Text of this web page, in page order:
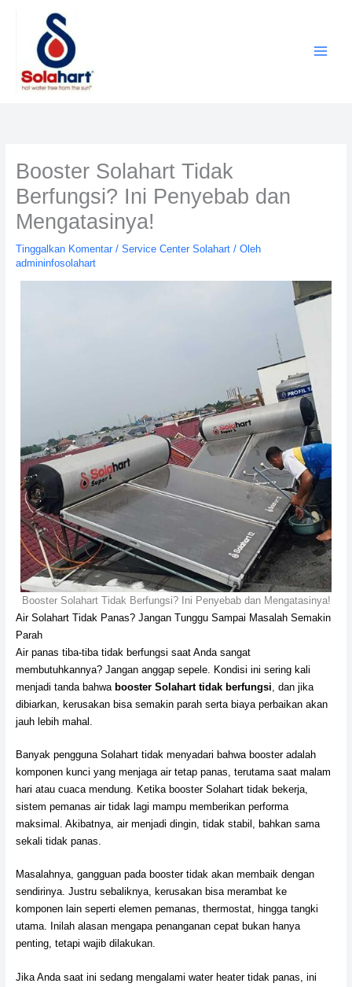
Booster Solahart Tidak
Berfungsi? Ini Penyebab dan
Mengatasinya!
Tinggalkan Komentar / Service Center Solahart/ Oleh
admininfosolahart
Booster Solahart Tidak Berfungsi? Ini Penyebab dan Mengatasinya!
Air Solahart Tidak Panas? Jangan Tunggu Sampai Masalah Semakin
Parah
Air panas tiba-tiba tidak berfungsi saat Anda sangat
membutuhkannya? Jangan anggap sepele. Kondisi ini sering kali
menjadi tanda bahwa booster Solahart tidak berfungsi , dan jika
dibiarkan, kerusakan bisa semakin parah serta biaya perbaikan akan
jauh lebih mahal.
Banyak pengguna Solahart tidak menyadari bahwa booster adalah
komponen kunci yang menjaga air tetap panas, terutama saat malam
hari atau cuaca mendung. Ketika booster Solahart tidak bekerja,
sistem pemanas air tidak lagi mampu memberikan performa
maksimal. Akibatnya, air menjadi dingin, tidak stabil, bahkan sama
sekali tidak panas.
Masalahnya, gangguan pada booster tidak akan membaik dengan
sendirinya. Justru sebaliknya, kerusakan bisa merambat ke
komponen lain seperti elemen pemanas, thermostat, hingga tangki
utama. Inilah alasan mengapa penanganan cepat bukan hanya
penting, tetapi wajib dilakukan.
Jika Anda saat ini sedang mengalami water heater tidak panas, ini